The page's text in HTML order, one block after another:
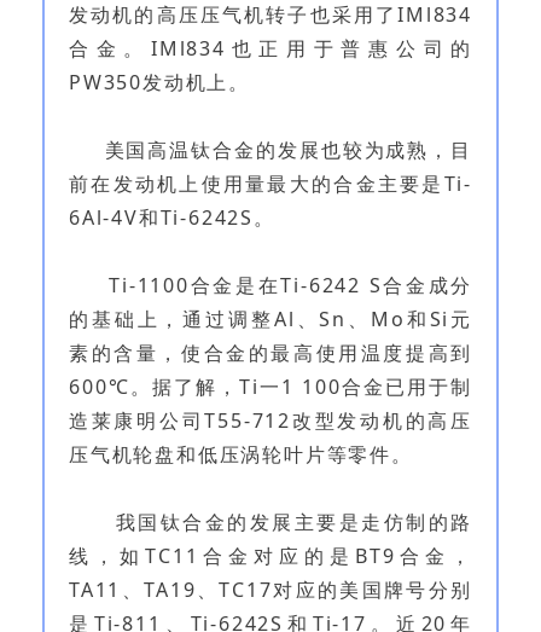
发动机的高压压气机转子也采用了IMl834
合金。IMl834也正用于普惠公司的
PW350发动机上。
美国高温钛合金的发展也较为成熟，目
前在发动机上使用量最大的合金主要是Ti-
6Al-4V和Ti-6242S。
Ti-1100合金是在Ti-6242 S合金成分
的基础上，通过调整Al、Sn、Mo和Si元
素的含量，使合金的最高使用温度提高到
600℃。据了解，Ti一1 100合金已用于制
造莱康明公司T55-712改型发动机的高压
压气机轮盘和低压涡轮叶片等零件。
我国钛合金的发展主要是走仿制的路
线，如TC11合金对应的是BT9合金，
TA11、TA19、TC17对应的美国牌号分别
是Ti-811、Ti-6242S和Ti-17。近20年